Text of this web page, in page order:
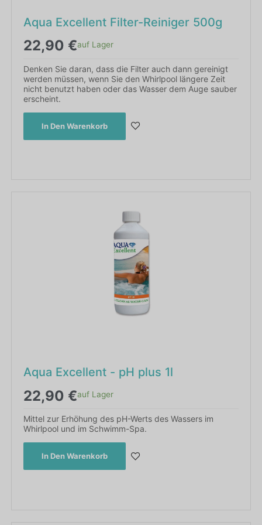
Aqua Excellent Filter-Reiniger 500g
22,90 €auf Lager
Denken Sie daran, dass die Filter auch dann gereinigt
werden müssen, wenn Sie den Whirlpool längere Zeit
nicht benutzt haben oder das Wasser dem Auge sauber
erscheint.
In Den Warenkorb
Aqua Excellent - pH plus 1l
22,90 €auf Lager
Mittel zur Erhöhung des pH-Werts des Wassers im
Whirlpool und im Schwimm-Spa.
In Den Warenkorb